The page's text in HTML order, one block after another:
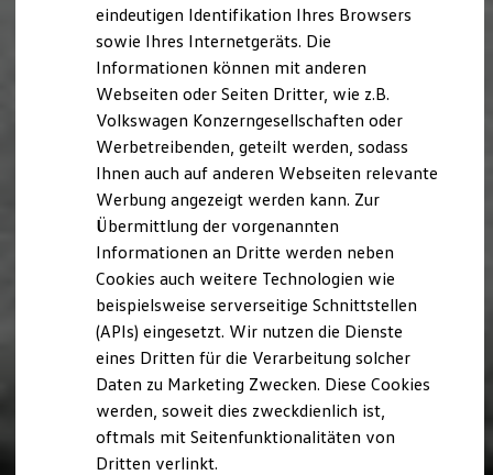
Lifestyle Shop
T-Roc Kollektion
Golf Kollektion
Volkswagen Kollektion
R-Kollektion
GTI Kollektion
Fußball Drop
we drive football
#wedriveproud
Besitzer und Service
myVolkswagen
Software Updates
Service und Ersatzteile
Inspektion und HU/AU
Reparaturen und Checks
Motorenöl und Flüssigkeiten
Räder und Reifen
Pannen- und Unfallhilfe
Economy Service
Volkswagen Teile
Zubehör
Modellspezifisches Zubehör
eindeutigen Identifikation Ihres Browsers
sowie Ihres Internetgeräts. Die
Informationen können mit anderen
Webseiten oder Seiten Dritter, wie z.B.
Volkswagen Konzerngesellschaften oder
Werbetreibenden, geteilt werden, sodass
Ihnen auch auf anderen Webseiten relevante
Werbung angezeigt werden kann. Zur
Übermittlung der vorgenannten
Informationen an Dritte werden neben
Cookies auch weitere Technologien wie
beispielsweise serverseitige Schnittstellen
(APIs) eingesetzt. Wir nutzen die Dienste
eines Dritten für die Verarbeitung solcher
Daten zu Marketing Zwecken. Diese Cookies
werden, soweit dies zweckdienlich ist,
oftmals mit Seitenfunktionalitäten von
Dritten verlinkt.